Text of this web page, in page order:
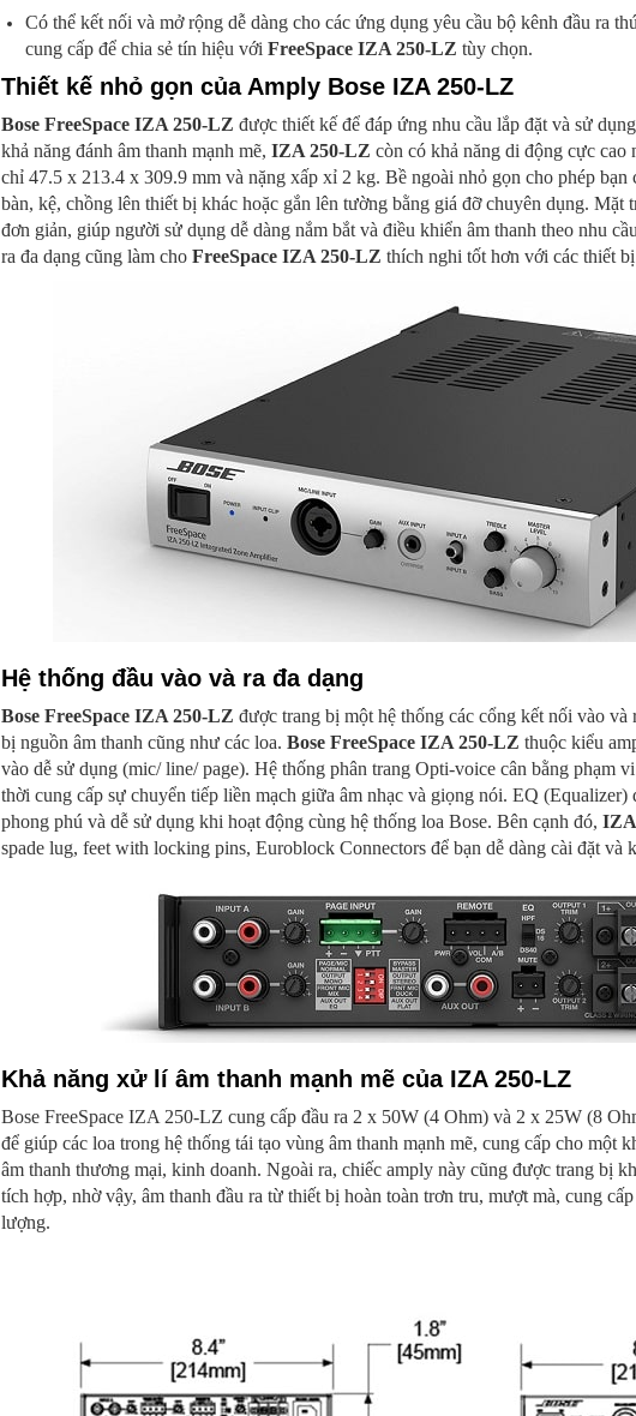
Có thể kết nối và mở rộng dễ dàng cho các ứng dụng yêu cầu bộ kênh đầu ra
cung cấp để chia sẻ tín hiệu với FreeSpace IZA 250-LZ tùy chọn.
Thiết kế nhỏ gọn của Amply Bose IZA 250-LZ
Bose FreeSpace IZA 250-LZ được thiết kế để đáp ứng nhu cầu lắp đặt và sử
khả năng đánh âm thanh mạnh mẽ, IZA 250-LZ còn có khả năng di động cực
chỉ 47.5 x 213.4 x 309.9 mm và nặng xấp xỉ 2 kg. Bề ngoài nhỏ gọn cho phép bạn
bàn, kệ, chồng lên thiết bị khác hoặc gắn lên tường bằng giá đỡ chuyên dụng. Mặt
đơn giản, giúp người sử dụng dễ dàng nắm bắt và điều khiển âm thanh theo nhu
ra đa dạng cũng làm cho FreeSpace IZA 250-LZ thích nghi tốt hơn với các thiết
Hệ thống đầu vào và ra đa dạng
Bose FreeSpace IZA 250-LZ được trang bị một hệ thống các cổng kết nối vào
bị nguồn âm thanh cũng như các loa. Bose FreeSpace IZA 250-LZ thuộc kiểu
vào dễ sử dụng (mic/ line/ page). Hệ thống phân trang Opti-voice cân bằng phạm
thời cung cấp sự chuyển tiếp liền mạch giữa âm nhạc và giọng nói. EQ (Equalizer)
phong phú và dễ sử dụng khi hoạt động cùng hệ thống loa Bose. Bên cạnh đó,
spade lug, feet with locking pins, Euroblock Connectors để bạn dễ dàng cài đặt và
Khả năng xử lí âm thanh mạnh mẽ của IZA 250-LZ
Bose FreeSpace IZA 250-LZ cung cấp đầu ra 2 x 50W (4 Ohm) và 2 x 25W (8
để giúp các loa trong hệ thống tái tạo vùng âm thanh mạnh mẽ, cung cấp cho một
âm thanh thương mại, kinh doanh. Ngoài ra, chiếc amply này cũng được trang bị
tích hợp, nhờ vậy, âm thanh đầu ra từ thiết bị hoàn toàn trơn tru, mượt mà, cung
lượng.